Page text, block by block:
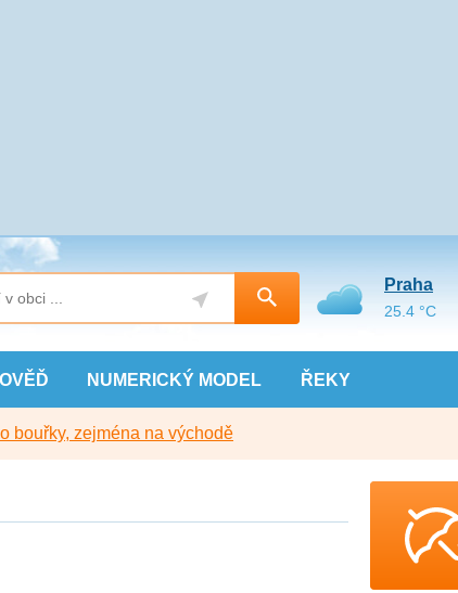
NUMERICKÝ MODEL ŘEKY
Praha
25.4 °C
bouřky, zejména na východě